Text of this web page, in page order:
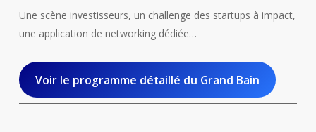
Une scène investisseurs, un challenge des startups à impact,
une application de networking dédiée…
Voir le programme détaillé du Grand Bain